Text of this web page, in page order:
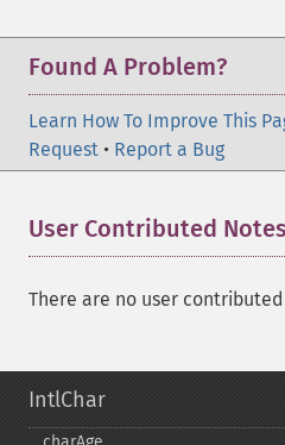
Found A Problem?
Learn How To Improve This
Request • Report a Bug
User Contributed Notes
There are no user
IntlChar